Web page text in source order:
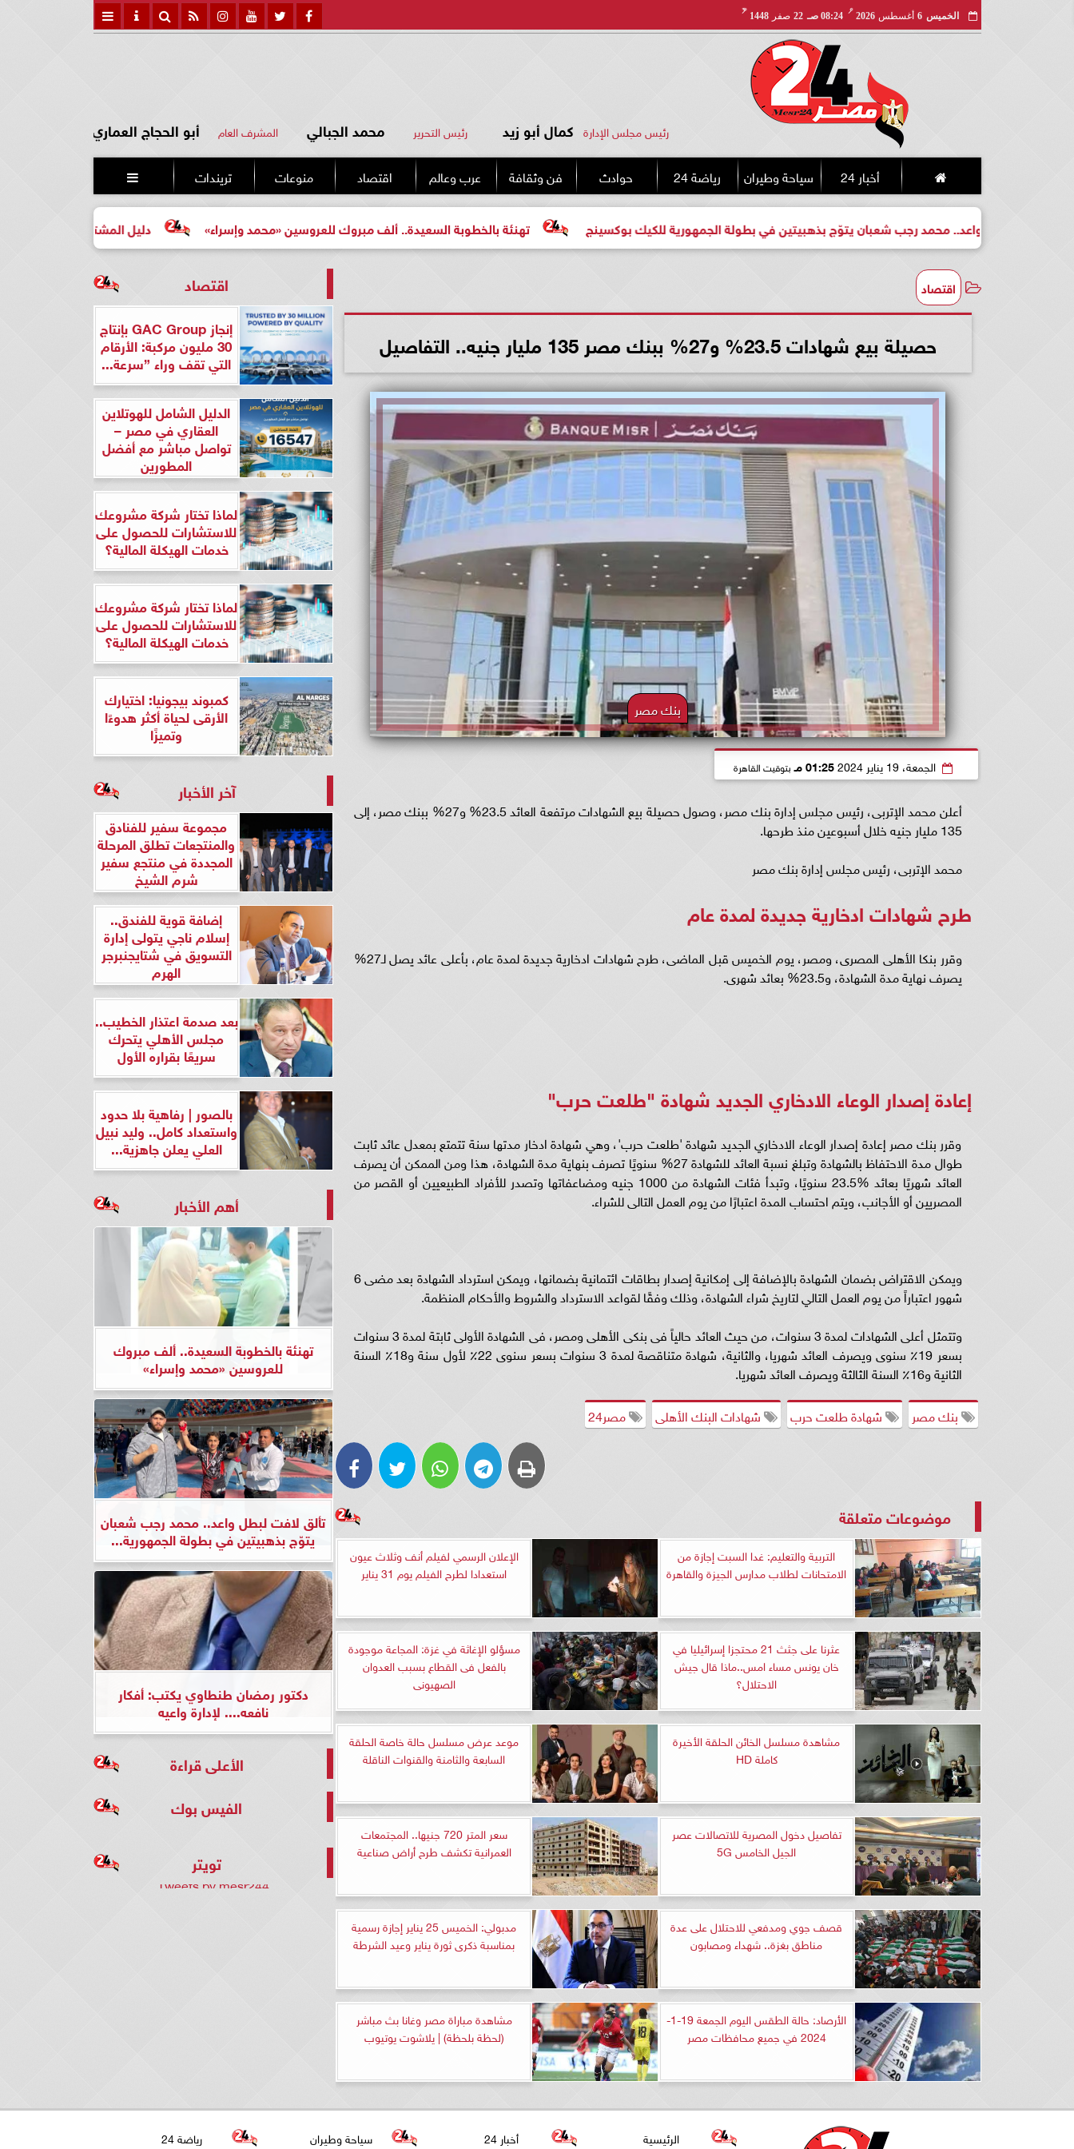
الخميس 6 أغسطس 2026
مـ
08:24 صـ 22 صفر 1448
هـ
رئيس مجلس الإدارة كمال أبو زيد رئيس التحرير محمد الجبالي المشرف العام أبو الحجاج العماري
أخبار 24 سياحة وطيران رياضة 24 حوادث فن وثقافة عرب وعالم اقتصاد منوعات تريندات 
دليل المشتري لأول مرة لاختيار مشروع تهنئة بالخطوبة السعيدة.. ألف مبروك للعروسين «محمد وإسراء» واعد.. محمد رجب شعبان يتوّج بذهبيتين في بطولة الجمهورية للكيك بوكسينج
اقتصاد
حصيلة بيع شهادات 23.5% و27% ببنك مصر 135 مليار جنيه.. التفاصيل
بنك مصر
الجمعة، 19 يناير 2024 01:25 مـ بتوقيت القاهرة
أعلن محمد الإتربى، رئيس مجلس إدارة بنك مصر، وصول حصيلة بيع الشهادات مرتفعة العائد 23.5% و27% ببنك مصر، إلى
135 مليار جنيه خلال أسبوعين منذ طرحها.
محمد الإتربى، رئيس مجلس إدارة بنك مصر
طرح شهادات ادخارية جديدة لمدة عام
وقرر بنكا الأهلى المصرى، ومصر، يوم الخميس قبل الماضى، طرح شهادات ادخارية جديدة لمدة عام، بأعلى عائد يصل لـ27%
يصرف نهاية مدة الشهادة، و23.5% بعائد شهرى.
إعادة إصدار الوعاء الادخاري الجديد شهادة "طلعت حرب"
وقرر بنك مصر إعادة إصدار الوعاء الادخاري الجديد شهادة 'طلعت حرب'، وهي شهادة ادخار مدتها سنة تتمتع بمعدل عائد ثابت
طوال مدة الاحتفاظ بالشهادة وتبلغ نسبة العائد للشهادة 27% سنويًا تصرف بنهاية مدة الشهادة، هذا ومن الممكن أن يصرف
العائد شهريًا بعائد %23.5 سنويًا، وتبدأ فئات الشهادة من 1000 جنيه ومضاعفاتها وتصدر للأفراد الطبيعيين أو القصر من
المصريين أو الأجانب، ويتم احتساب المدة اعتبارًا من يوم العمل التالى للشراء.
ويمكن الاقتراض بضمان الشهادة بالإضافة إلى إمكانية إصدار بطاقات ائتمانية بضمانها، ويمكن استرداد الشهادة بعد مضى 6
شهور اعتباراً من يوم العمل التالي لتاريخ شراء الشهادة، وذلك وفقًا لقواعد الاسترداد والشروط والأحكام المنظمة.
وتتمثل أعلى الشهادات لمدة 3 سنوات، من حيث العائد حالياً فى بنكى الأهلى ومصر، فى الشهادة الأولى ثابتة لمدة 3 سنوات
بسعر 19٪؜ سنوى ويصرف العائد شهريا، والثانية، شهادة متناقصة لمدة 3 سنوات بسعر سنوى 22٪؜ لأول سنة و18٪؜ السنة
الثانية و16٪؜ السنة الثالثة ويصرف العائد شهريا.
بنك مصر
شهادة طلعت حرب شهادات البنك الأهلى مصر24
موضوعات متعلقة
التربية والتعليم: غدا السبت إجازة من
الامتحانات لطلاب مدارس الجيزة والقاهرة
الإعلان الرسمي لفيلم أنف وثلاث عيون
استعدادا لطرح الفيلم يوم 31 يناير
عثرنا على جثث 21 محتجزا إسرائيليا في
خان يونس مساء امس..ماذا قال جيش
الاحتلال؟
مسؤلو الإغاثة في غزة: المجاعة موجودة
بالفعل فى القطاع بسبب العدوان
الصهيونى
مشاهدة مسلسل الخائن الحلقة الأخيرة
كاملة HD
موعد عرض مسلسل حالة خاصة الحلقة
السابعة والثامنة والقنوات الناقلة
تفاصيل دخول المصرية للاتصالات عصر
الجيل الخامس 5G
سعر المتر 720 جنيها.. المجتمعات
العمرانية تكشف طرح أراض صناعية
قصف جوي ومدفعي للاحتلال على عدة
مناطق بغزة.. شهداء ومصابون
مدبولي: الخميس 25 يناير إجازة رسمية
بمناسبة ذكرى ثورة يناير وعيد الشرطة
الأرصاد: حالة الطقس اليوم الجمعة 19-1-
2024 في جميع محافظات مصر
مشاهدة مباراة مصر وغانا بث مباشر
(لحظة بلحظة) | يلاشوت يوتيوب
اقتصاد
إنجاز GAC Group بإنتاج
30 مليون مركبة: الأرقام
التي تقف وراء ”سرعة...
الدليل الشامل للهوتلاين
العقاري في مصر –
تواصل مباشر مع أفضل
المطورين
لماذا تختار شركة مشروعك
للاستشارات للحصول على
خدمات الهيكلة المالية؟
لماذا تختار شركة مشروعك
للاستشارات للحصول على
خدمات الهيكلة المالية؟
كمبوند بيجونيا: اختيارك
الأرقى لحياة أكثر هدوءًا
وتميزًا
آخر الأخبار
مجموعة سفير للفنادق
والمنتجعات تطلق المرحلة
المجددة في منتجع سفير
شرم الشيخ
إضافة قوية للفندق..
إسلام ناجي يتولى إدارة
التسويق في شتايجنبرجر
الهرم
بعد صدمة اعتذار الخطيب..
مجلس الأهلي يتحرك
سريعًا بقراره الأول
بالصور | رفاهية بلا حدود
واستعداد كامل.. وليد نبيل
العلي يعلن جاهزية...
أهم الأخبار
تهنئة بالخطوبة السعيدة.. ألف مبروك
للعروسين «محمد وإسراء»
تألق لافت لبطل واعد.. محمد رجب شعبان
يتوّج بذهبيتين في بطولة الجمهورية...
دكتور رمضان طنطاوي يكتب: أفكار
نافعه.... لإدارة واعيه
الأعلى قراءة
الفيس بوك
تويتر
Tweets by mesr244
الرئيسية أخبار 24 سياحة وطيران رياضة 24